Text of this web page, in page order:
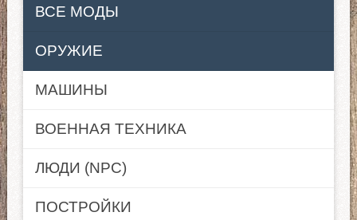
ВСЕ МОДЫ
ОРУЖИЕ
МАШИНЫ
ВОЕННАЯ ТЕХНИКА
ЛЮДИ (NPC)
ПОСТРОЙКИ